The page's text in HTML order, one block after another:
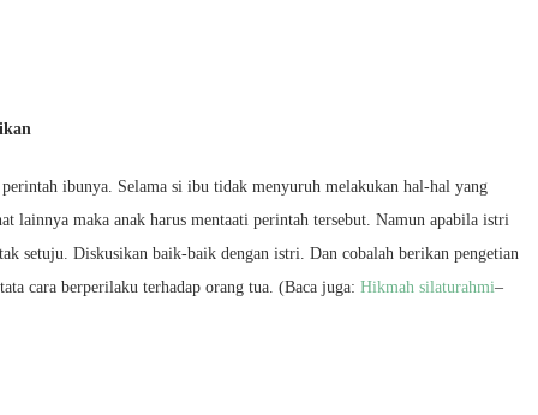
ibunya. Selama si ibu tidak menyuruh melakukan hal-hal yang
lainnya maka anak harus mentaati perintah tersebut. Namun apabila istri
setuju. Diskusikan baik-baik dengan istri. Dan cobalah berikan pengetian
cara berperilaku terhadap orang tua. (Baca juga: Hikmah silaturahmi–